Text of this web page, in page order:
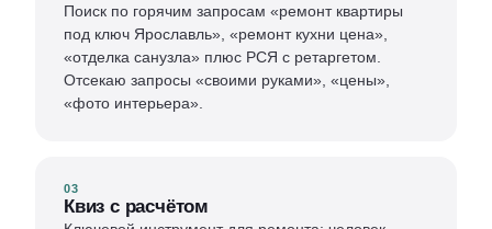
Поиск по горячим запросам «ремонт квартиры
под ключ Ярославль», «ремонт кухни цена»,
«отделка санузла» плюс РСЯ с ретаргетом.
Отсекаю запросы «своими руками», «цены»,
«фото интерьера».
03
Квиз с расчётом